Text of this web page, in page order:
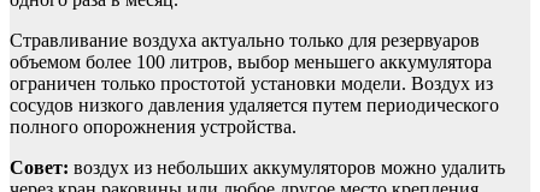
Стравливание воздуха актуально только для резервуаров
объемом более 100 литров, выбор меньшего аккумулятора
ограничен только простотой установки модели. Воздух из
сосудов низкого давления удаляется путем периодического
полного опорожнения устройства.
Совет: воздух из небольших аккумуляторов можно удалить